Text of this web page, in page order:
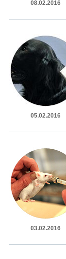
08.02.2016
05.02.2016
03.02.2016